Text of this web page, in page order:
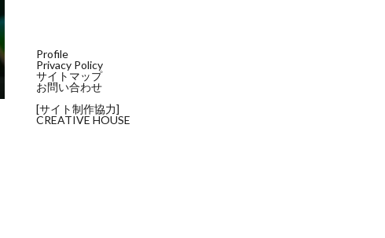
Profile
Privacy Policy
サイトマップ
お問い合わせ
[サイト制作協力]
CREATIVE HOUSE